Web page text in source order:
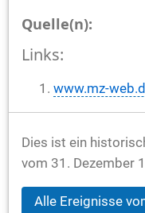
Quelle(n):
Links:
www.mz-
Dies ist ein
vom 31. Dezember
Alle Ereignisse